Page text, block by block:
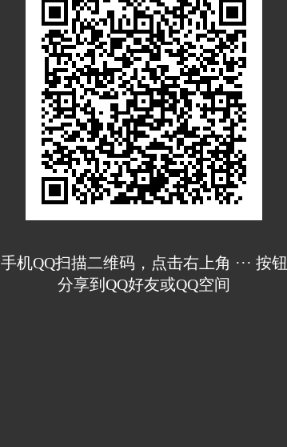
手机QQ扫描二维码，点击右上角 ··· 按钮
分享到QQ好友或QQ空间